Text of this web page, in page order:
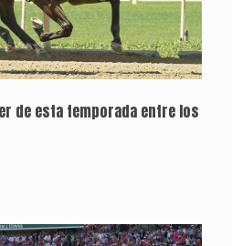
de esta temporada entre los